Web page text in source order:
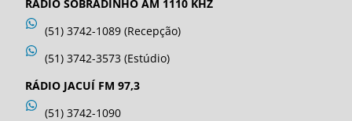
RÁDIO SOBRADINHO AM 1110 KHZ
(51) 3742-1089 (Recepção)
(51) 3742-3573 (Estúdio)
RÁDIO JACUÍ FM 97,3
(51) 3742-1090